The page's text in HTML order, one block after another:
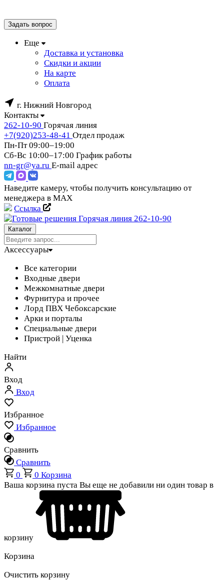
Задать вопрос
Еще
Доставка и установка
Скидки и акции
На карте
Оплата
г. Нижний Новгород
Контакты
262-10-90 Горячая линия
+7(920)253-48-41 Отдел продаж
Пн-Пт 09:00–19:00
Сб-Вс 10:00–17:00 График работы
nn-gr@ya.ru E-mail адрес
Наведите камеру, чтобы получить консультацию от
менеджера в MAX
Ссылка
Горячая линия 262-10-90
Каталог
Аксессуары
Все категории
Входные двери
Межкомнатные двери
Фурнитура и прочее
Лорд ПВХ Чебоксарские
Арки и порталы
Специальные двери
Пристрой | Уценка
Найти
Вход
Вход
Избранное
Избранное
Сравнить
Сравнить
0
0 Корзина
Ваша корзина пуста Вы еще не добавили ни один товар в
корзину
Корзина
Очистить корзину